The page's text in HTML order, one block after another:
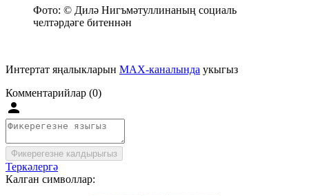
Фото: © Дилә Нигъмәтуллинаның социаль
челтәрдәге битеннән
Интертат яңалыкларын MAX-каналында укыгыз
Комментарийлар (0)
Фикерегезне калдырыгыз
Теркәлергә
Калган символлар: